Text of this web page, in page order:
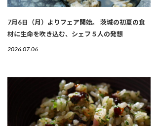
7月6日（月）よりフェア開始。 茨城の初夏の食
材に生命を吹き込む、シェフ５人の発想
2026.07.06